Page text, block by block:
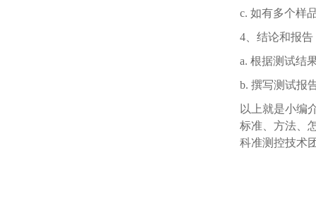
c. 如有多个样
4、 结论和报告
a. 根据测试结
b. 撰写测试报
以上就是小编
标准、方法、
科准测控技术